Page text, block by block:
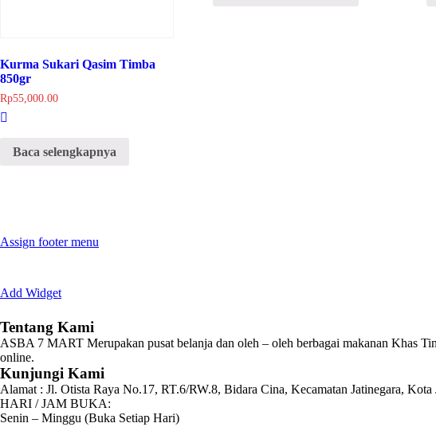
Kurma Sukari Qasim Timba
850gr
Rp55,000.00
Baca selengkapnya
Assign footer menu
Add Widget
Tentang Kami
ASBA 7 MART Merupakan pusat belanja dan oleh – oleh berbagai makanan Khas
online.
Kunjungi Kami
Alamat : Jl. Otista Raya No.17, RT.6/RW.8, Bidara Cina, Kecamatan Jatinegara,
HARI / JAM BUKA:
Senin – Minggu (Buka Setiap Hari)